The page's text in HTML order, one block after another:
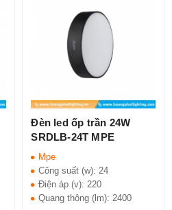
Đèn led ốp trần 24W
SRDLB-24T MPE
Mpe
Công suất (w): 24
Điện áp (v): 220
Quang thông (lm): 2400